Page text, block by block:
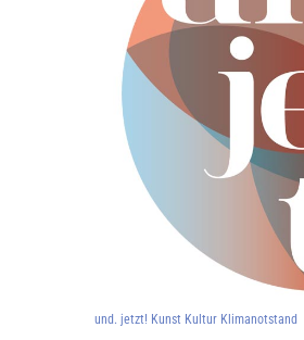
und. jetzt! Kunst Kultur Klimanotstand